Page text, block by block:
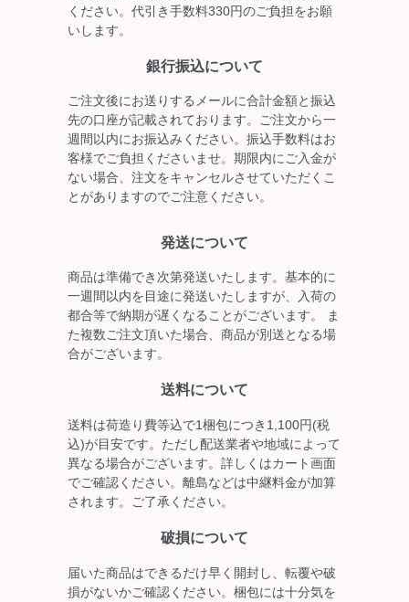
ください。代引き手数料330円のご負担をお願
いします。
銀行振込について
ご注文後にお送りするメールに合計金額と振込
先の口座が記載されております。ご注文から一
週間以内にお振込みください。振込手数料はお
客様でご負担くださいませ。期限内にご入金が
ない場合、注文をキャンセルさせていただくこ
とがありますのでご注意ください。
発送について
商品は準備でき次第発送いたします。基本的に
一週間以内を目途に発送いたしますが、入荷の
都合等で納期が遅くなることがございます。 ま
た複数ご注文頂いた場合、商品が別送となる場
合がございます。
送料について
送料は荷造り費等込で1梱包につき1,100円(税
込)が目安です。ただし配送業者や地域によって
異なる場合がございます。詳しくはカート画面
でご確認ください。離島などは中継料金が加算
されます。ご了承ください。
破損について
届いた商品はできるだけ早く開封し、転覆や破
損がないかご確認ください。梱包には十分気を